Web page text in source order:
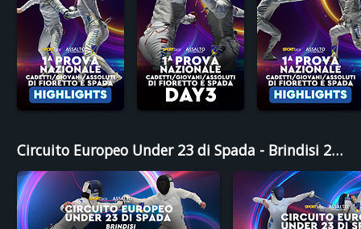
Circuito Europeo Under 23 di Spada - Brindisi 2025